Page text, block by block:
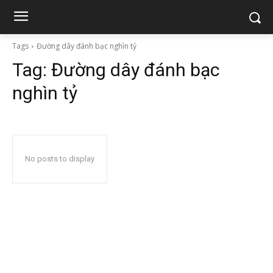
Tags Đường dây đánh bạc nghìn tỷ
Tag: Đường dây đánh bạc
nghìn tỷ
No posts to display